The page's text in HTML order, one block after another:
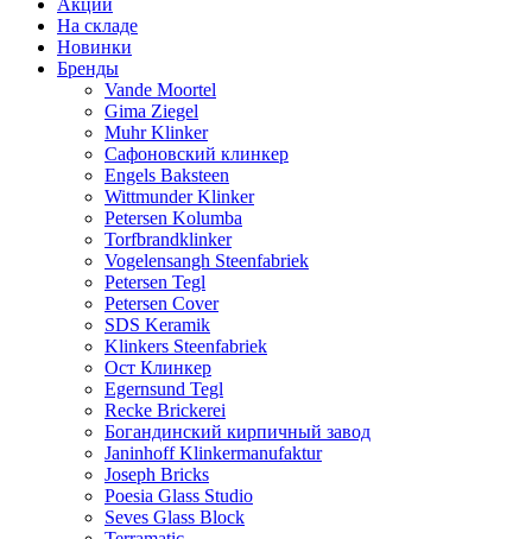
Акции
На складе
Новинки
Бренды
Vande Moortel
Gima Ziegel
Muhr Klinker
Сафоновский клинкер
Engels Baksteen
Wittmunder Klinker
Petersen Kolumba
Torfbrandklinker
Vogelensangh Steenfabriek
Petersen Tegl
Petersen Cover
SDS Keramik
Klinkers Steenfabriek
Ост Клинкер
Egernsund Tegl
Recke Brickerei
Богандинский кирпичный завод
Janinhoff Klinkermanufaktur
Joseph Bricks
Poesia Glass Studio
Seves Glass Block